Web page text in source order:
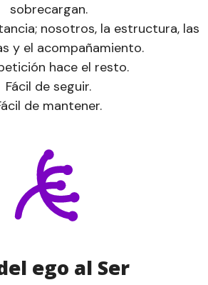
sobrecargan.
nosotros, la estructura, las
y el acompañamiento.
hace el resto.
Fácil de seguir.
de mantener.
ego al Ser